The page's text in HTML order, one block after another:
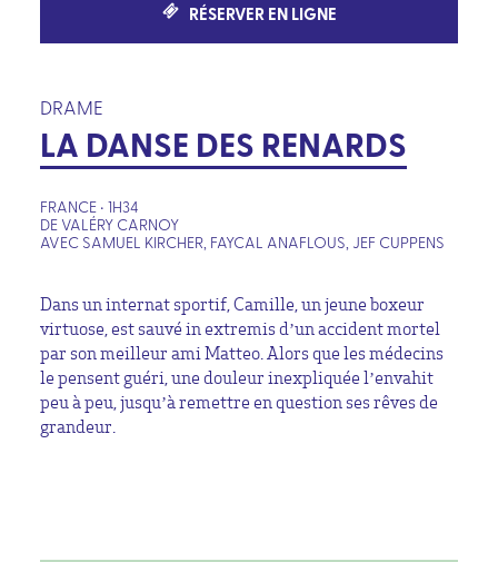
RÉSERVER EN LIGNE
DRAME
LA DANSE DES RENARDS
FRANCE • 1H34
DE VALÉRY CARNOY
AVEC SAMUEL KIRCHER, FAYCAL ANAFLOUS, JEF CUPPENS
Dans un internat sportif, Camille, un jeune boxeur
virtuose, est sauvé in extremis d’un accident mortel
par son meilleur ami Matteo. Alors que les médecins
le pensent guéri, une douleur inexpliquée l’envahit
peu à peu, jusqu’à remettre en question ses rêves de
grandeur.